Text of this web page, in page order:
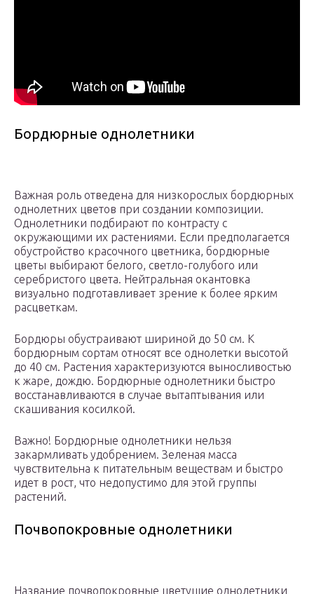
Бордюрные однолетники
Важная роль отведена для низкорослых бордюрных
однолетних цветов при создании композиции.
Однолетники подбирают по контрасту с
окружающими их растениями. Если предполагается
обустройство красочного цветника, бордюрные
цветы выбирают белого, светло-голубого или
серебристого цвета. Нейтральная окантовка
визуально подготавливает зрение к более ярким
расцветкам.
Бордюры обустраивают шириной до 50 см. К
бордюрным сортам относят все однолетки высотой
до 40 см. Растения характеризуются выносливостью
к жаре, дождю. Бордюрные однолетники быстро
восстанавливаются в случае вытаптывания или
скашивания косилкой.
Важно! Бордюрные однолетники нельзя
закармливать удобрением. Зеленая масса
чувствительна к питательным веществам и быстро
идет в рост, что недопустимо для этой группы
растений.
Почвопокровные однолетники
Название почвопокровные цветущие однолетники